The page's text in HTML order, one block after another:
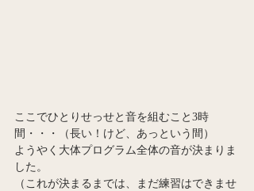
ここでひとりせっせと音を組むこと3時
間・・・（長い！けど、あっという間）
ようやく大体プログラム全体の音が決まりま
した。
（これが決まるまでは、まだ練習はできませ